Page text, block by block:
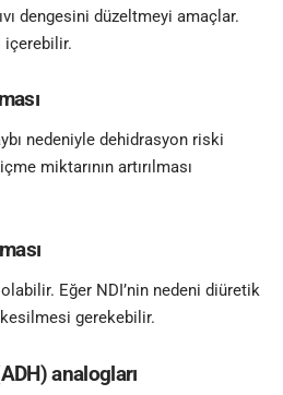
dengesini düzeltmeyi amaçlar.
içerebilir.
nedeniyle dehidrasyon riski
miktarının artırılması
olabilir. Eğer NDI’nin nedeni diüretik
kesilmesi gerekebilir.
analogları